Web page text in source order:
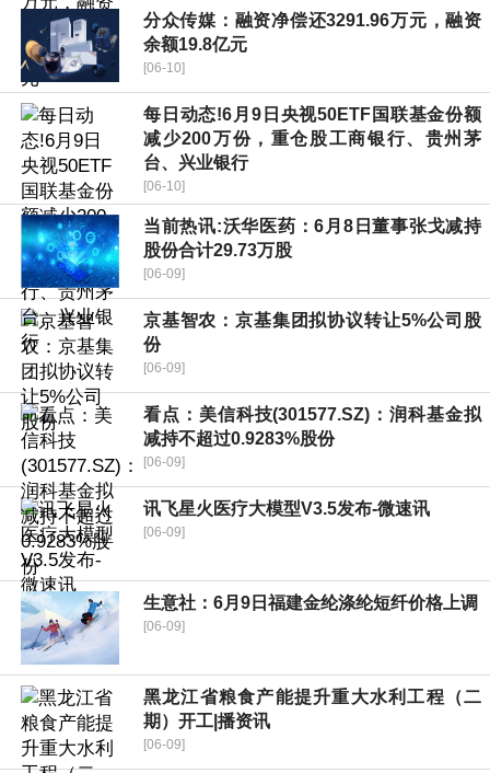
分众传媒：融资净偿还3291.96万元，融资
余额19.8亿元
[06-10]
每日动态!6月9日央视50ETF国联基金份额
减少200万份，重仓股工商银行、贵州茅
台、兴业银行
[06-10]
当前热讯:沃华医药：6月8日董事张戈减持
股份合计29.73万股
[06-09]
京基智农：京基集团拟协议转让5%公司股
份
[06-09]
看点：美信科技(301577.SZ)：润科基金拟
减持不超过0.9283%股份
[06-09]
讯飞星火医疗大模型V3.5发布-微速讯
[06-09]
生意社：6月9日福建金纶涤纶短纤价格上调
[06-09]
黑龙江省粮食产能提升重大水利工程（二
期）开工|播资讯
[06-09]